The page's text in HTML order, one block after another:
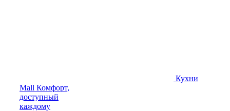
Кухни
Mall Комфорт,
доступный
каждому